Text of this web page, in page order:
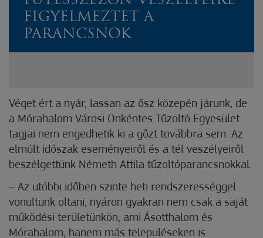
FIGYELMEZTET A
PARANCSNOK
Véget ért a nyár, lassan az ősz közepén járunk, de
a Mórahalom Városi Önkéntes Tűzoltó Egyesület
tagjai nem engedhetik ki a gőzt továbbra sem. Az
elmúlt időszak eseményeiről és a tél veszélyeiről
beszélgettünk Németh Attila tűzoltóparancsnokkal.
– Az utóbbi időben szinte heti rendszerességgel
vonultunk oltani, nyáron gyakran nem csak a saját
működési területünkön, ami Ásotthalom és
Mórahalom, hanem más településeken is